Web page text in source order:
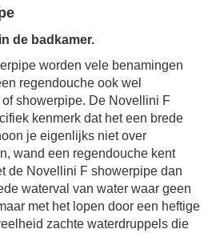
de badkamer.
worden vele benamingen
regendouche ook wel
showerpipe. De Novellini F
kenmerk dat het een brede
je eigenlijks niet over
wand een regendouche kent
de Novellini F showerpipe dan
waterval van water waar geen
met het lopen door een heftige
zachte waterdruppels die